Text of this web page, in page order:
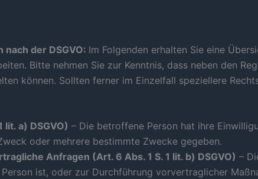
der DSGVO: Im Folgenden erhalten Sie eine
Bitte nehmen Sie zur Kenntnis, dass neben den
können. Sollten ferner im Einzelfall speziellere
lit. a) DSGVO) – Die betroffene Person hat ihre
oder mehrere bestimmte Zwecke gegeben.
Anfragen (Art. 6 Abs. 1 S. 1 lit. b) DSGVO) –
ist, oder zur Durchführung vorvertraglicher